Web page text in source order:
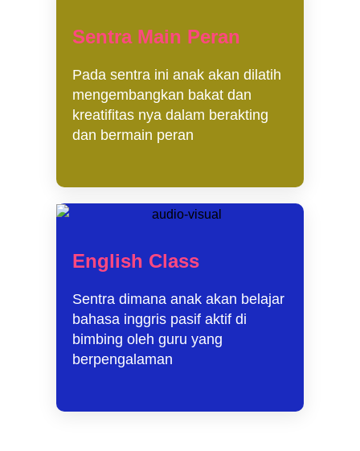
Sentra Main Peran
Pada sentra ini anak akan dilatih
mengembangkan bakat dan
kreatifitas nya dalam berakting
dan bermain peran
English Class
Sentra dimana anak akan belajar
bahasa inggris pasif aktif di
bimbing oleh guru yang
berpengalaman